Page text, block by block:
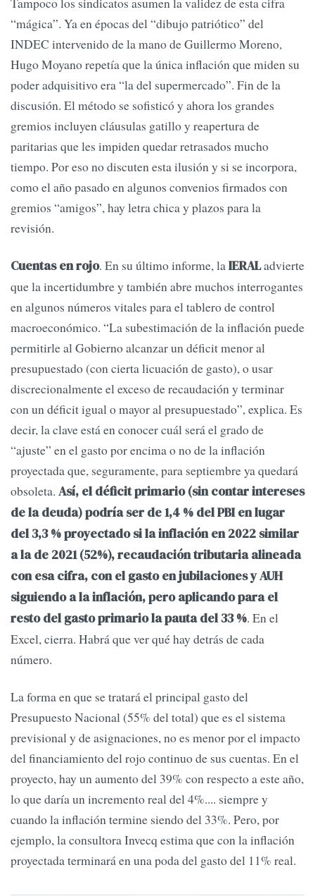
“mágica”. Ya en épocas del “dibujo patriótico” del
INDEC intervenido de la mano de Guillermo Moreno,
Hugo Moyano repetía que la única inflación que miden su
poder adquisitivo era “la del supermercado”. Fin de la
discusión. El método se sofisticó y ahora los grandes
gremios incluyen cláusulas gatillo y reapertura de
paritarias que les impiden quedar retrasados mucho
tiempo. Por eso no discuten esta ilusión y si se incorpora,
como el año pasado en algunos convenios firmados con
gremios “amigos”, hay letra chica y plazos para la
revisión.
Cuentas en rojo. En su último informe, laIERALadvierte
que la incertidumbre y también abre muchos interrogantes
en algunos números vitales para el tablero de control
macroeconómico. “La subestimación de la inflación puede
permitirle al Gobierno alcanzar un déficit menor al
presupuestado (con cierta licuación de gasto), o usar
discrecionalmente el exceso de recaudación y terminar
con un déficit igual o mayor al presupuestado”, explica. Es
decir, la clave está en conocer cuál será el grado de
“ajuste” en el gasto por encima o no de la inflación
proyectada que, seguramente, para septiembre ya quedará
obsoleta. Así, el déficit primario (sin contar intereses
de la deuda) podría ser de 1,4 % del PBI en lugar
del 3,3 % proyectado si la inflación en 2022 similar
a la de 2021 (52%), recaudación tributaria alineada
con esa cifra, con el gasto en jubilaciones y AUH
siguiendo a la inflación, pero aplicando para el
resto del gasto primario la pauta del 33 %. En el
Excel, cierra. Habrá que ver qué hay detrás de cada
número.
La forma en que se tratará el principal gasto del
Presupuesto Nacional (55% del total) que es el sistema
previsional y de asignaciones, no es menor por el impacto
del financiamiento del rojo continuo de sus cuentas. En el
proyecto, hay un aumento del 39% con respecto a este año,
lo que daría un incremento real del 4%.... siempre y
cuando la inflación termine siendo del 33%. Pero, por
ejemplo, la consultora Invecq estima que con la inflación
proyectada terminará en una poda del gasto del 11% real.